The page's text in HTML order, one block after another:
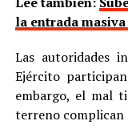
la entrada
Las autoridades
Ejército
embargo, el mal
terreno complican